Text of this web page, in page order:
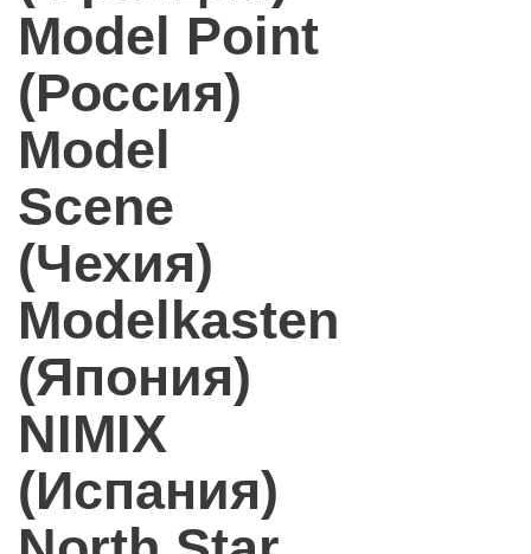
Model Point
(Россия)
Model
Scene
(Чехия)
Modelkasten
(Япония)
NIMIX
(Испания)